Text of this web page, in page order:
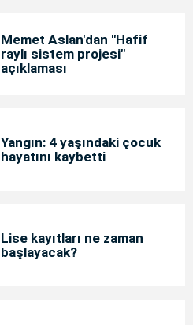
Memet Aslan'dan "Hafif
raylı sistem projesi"
açıklaması
Yangın: 4 yaşındaki çocuk
hayatını kaybetti
Lise kayıtları ne zaman
başlayacak?